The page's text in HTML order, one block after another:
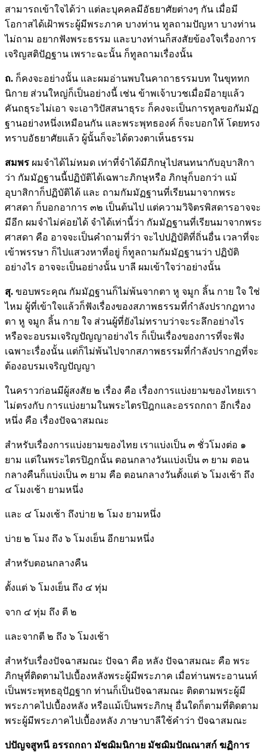
สามารถเข้าใจได้ว่า แต่ละบุคคลมีอัธยาศัยต่างๆ กัน เมื่อมี
โอกาสได้เฝ้าพระผู้มีพระภาค บางท่าน ทูลถามปัญหา บางท่าน
ไม่ถาม อยากฟังพระธรรม และบางท่านก็สงสัยข้องใจเรื่องการ
เจริญสติปัฏฐาน เพราะฉะนั้น ก็ทูลถามเรื่องนั้น
ถ. ก็คงจะอย่างนั้น และผมอ่านพบในคาถาธรรมบท ในขุททก
นิกาย ส่วนใหญ่ก็เป็นอย่างนี้ เช่น ข้าพเจ้าบวชเมื่อมีอายุแล้ว
คันถธุระไม่เอา จะเอาวิปัสสนาธุระ ก็คงจะเป็นการทูลขอกัมมัฏ
ฐานอย่างหนึ่งเหมือนกัน และพระพุทธองค์ ก็จะบอกให้ โดยทรง
ทราบอัธยาศัยแล้ว ผู้นั้นก็จะได้ดวงตาเห็นธรรม
สมพร ผมจำได้ไม่หมด เท่าที่จำได้มีภิกษุไปสนทนากับอุบาสิกา
ว่า กัมมัฏฐานนี้ปฏิบัติได้เฉพาะภิกษุหรือ ภิกษุก็บอกว่า แม้
อุบาสิกาก็ปฏิบัติได้ และ ถามกัมมัฏฐานที่เรียนมาจากพระ
ศาสดา ก็บอกอาการ ๓๒ เป็นต้นไป แต่ความวิจิตรพิสดารอาจจะ
มีอีก ผมจำไม่ค่อยได้ จำได้เท่านี้ว่า กัมมัฏฐานที่เรียนมาจากพระ
ศาสดา คือ อาจจะเป็นคำถามที่ว่า จะไปปฏิบัติที่ถิ่นอื่น เวลาที่จะ
เข้าพรรษา ก็ไปแสวงหาที่อยู่ ก็ทูลถามกัมมัฏฐานว่า ปฏิบัติ
อย่างไร อาจจะเป็นอย่างนั้น บาลี ผมเข้าใจว่าอย่างนั้น
สุ. ขอบพระคุณ กัมมัฏฐานก็ไม่พ้นจากตา หู จมูก ลิ้น กาย ใจ ใช่
ไหม ผู้ที่เข้าใจแล้วก็ฟังเรื่องของสภาพธรรมที่กำลังปรากฏทาง
ตา หู จมูก ลิ้น กาย ใจ ส่วนผู้ที่ยังไม่ทราบว่าจะระลึกอย่างไร
หรือจะอบรมเจริญปัญญาอย่างไร ก็เป็นเรื่องของการที่จะฟัง
เฉพาะเรื่องนั้น แต่ก็ไม่พ้นไปจากสภาพธรรมที่กำลังปรากฏที่จะ
ต้องอบรมเจริญปัญญา
ในคราวก่อนมีผู้สงสัย ๒ เรื่อง คือ เรื่องการแบ่งยามของไทยเรา
ไม่ตรงกับ การแบ่งยามในพระไตรปิฎกและอรรถกถา อีกเรื่อง
หนึ่ง คือ เรื่องปัจฉาสมณะ
สำหรับเรื่องการแบ่งยามของไทย เราแบ่งเป็น ๓ ชั่วโมงต่อ ๑
ยาม แต่ในพระไตรปิฎกนั้น ตอนกลางวันแบ่งเป็น ๓ ยาม ตอน
กลางคืนก็แบ่งเป็น ๓ ยาม คือ ตอนกลางวันตั้งแต่ ๖ โมงเช้า ถึง
๔ โมงเช้า ยามหนึ่ง
และ ๔ โมงเช้า ถึงบ่าย ๒ โมง ยามหนึ่ง
บ่าย ๒ โมง ถึง ๖ โมงเย็น อีกยามหนึ่ง
สำหรับตอนกลางคืน
ตั้งแต่ ๖ โมงเย็น ถึง ๔ ทุ่ม
จาก ๔ ทุ่ม ถึง ตี ๒
และจากตี ๒ ถึง ๖ โมงเช้า
สำหรับเรื่องปัจฉาสมณะ ปัจฉา คือ หลัง ปัจฉาสมณะ คือ พระ
ภิกษุที่ติดตามไปเบื้องหลังพระผู้มีพระภาค เมื่อท่านพระอานนท์
เป็นพระพุทธอุปัฏฐาก ท่านก็เป็นปัจฉาสมณะ ติดตามพระผู้มี
พระภาคไปเบื้องหลัง หรือแม้เป็นพระภิกษุ อื่นใดก็ตามที่ติดตาม
พระผู้มีพระภาคไปเบื้องหลัง ภาษาบาลีใช้คำว่า ปัจฉาสมณะ
ปปัญจสูทนี อรรถกถา มัชฌิมนิกาย มัชฌิมปัณณาสก์ ฆฏิการ